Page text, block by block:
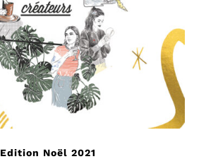
Edition Noël 2021